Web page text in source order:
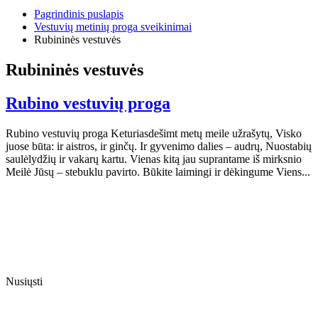
Pagrindinis puslapis
Vestuvių metinių proga sveikinimai
Rubininės vestuvės
Rubininės vestuvės
Rubino vestuvių proga
Rubino vestuvių proga Keturiasdešimt metų meile užrašytų, Visko
juose būta: ir aistros, ir ginčų. Ir gyvenimo dalies – audrų, Nuostabių
saulėlydžių ir vakarų kartu. Vienas kitą jau suprantame iš mirksnio
Meilė Jūsų – stebuklu pavirto. Būkite laimingi ir dėkingume Viens...
Nusiųsti